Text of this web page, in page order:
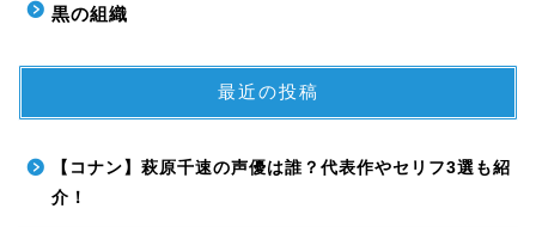
黒の組織
最近の投稿
【コナン】萩原千速の声優は誰？代表作やセリフ3選も紹
介！